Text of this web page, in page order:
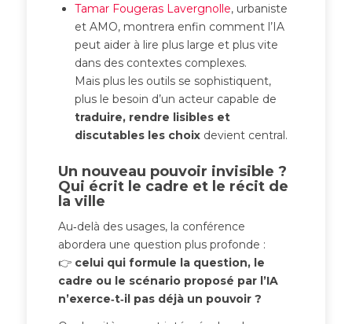
Tamar Fougeras Lavergnolle, urbaniste
et AMO, montrera enfin comment l’IA
peut aider à lire plus large et plus vite
dans des contextes complexes.
Mais plus les outils se sophistiquent,
plus le besoin d’un acteur capable de
traduire, rendre lisibles et
discutables les choixdevient central.
Un nouveau pouvoir invisible ?
Qui écrit le cadre et le récit de
la ville
Au‑delà des usages, la conférence
abordera une question plus profonde :
👉 celui qui formule la question, le
cadre ou le scénario proposé par l’IA
n’exerce‑t‑il pas déjà un pouvoir ?